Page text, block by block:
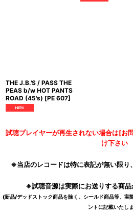
THE J.B.'S / PASS THE
PEAS b/w HOT PANTS
ROAD (45's) [PE 607]
試聴プレイヤーが再生されない場合は[お
け下さい
※当店のレコードは特に表記が無い限
※試聴音源は実際にお送りする商
(新品/デッドストック商品を除く。シールド商品等、実
ントに記載いたし